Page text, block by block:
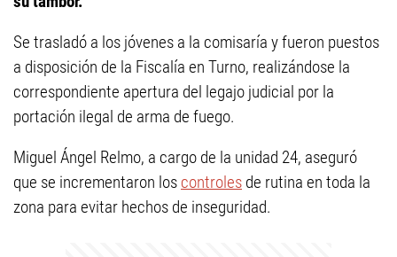
Se trasladó a los jóvenes a la comisaría y fueron puestos
a disposición de la Fiscalía en Turno, realizándose la
correspondiente apertura del legajo judicial por la
portación ilegal de arma de fuego.
Miguel Ángel Relmo, a cargo de la unidad 24, aseguró
que se incrementaron los controles de rutina en toda la
zona para evitar hechos de inseguridad.